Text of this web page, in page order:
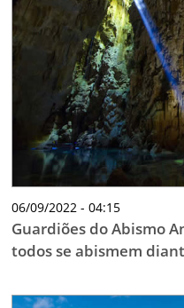
06/09/2022 - 04:15
Guardiões do Abismo
todos se abismem